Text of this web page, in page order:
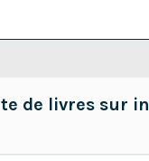
de livres sur